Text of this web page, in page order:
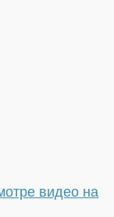
видео на